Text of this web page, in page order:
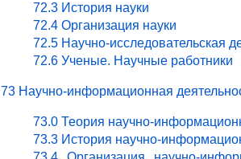
72.3 История науки
72.4 Организация науки
72.5 Научно-исследовательская
72.6 Ученые. Научные работники
73 Научно-информационная
73.0 Теория научно-
73.3 История научно-